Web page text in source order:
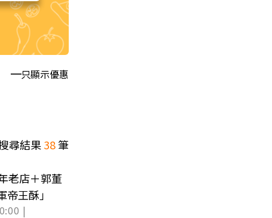
只顯示優惠
尋結果38筆
老店＋郭董
王酥」
|